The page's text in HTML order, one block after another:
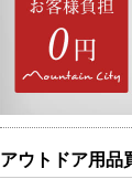
アウトドア用品